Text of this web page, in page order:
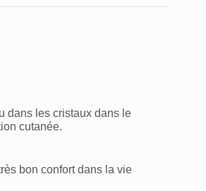
dans les cristaux dans le
cutanée.
bon confort dans la vie